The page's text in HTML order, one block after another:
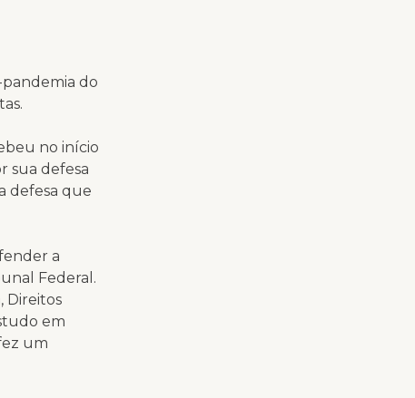
do
no início
sua defesa
defesa que
a
Federal.
Direitos
em
um